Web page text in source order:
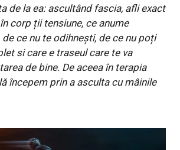
de la ea: ascultând fascia, afli exact
corp ții tensiune, ce anume
ce nu te odihnești, de ce nu poți
si care e traseul care te va
de bine. De aceea în terapia
începem prin a asculta cu mâinile